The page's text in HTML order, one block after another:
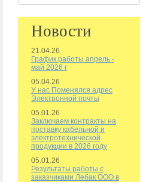
Новости
21.04.26
График работы апрель -
май 2026 г
05.04.26
У нас Поменялся адрес
Электронной почты
05.01.26
Заключаем контракты на
поставку кабельной и
электротехнической
продукции в 2026 году
05.01.26
Результаты работы с
заказчиками Лебак ООО в